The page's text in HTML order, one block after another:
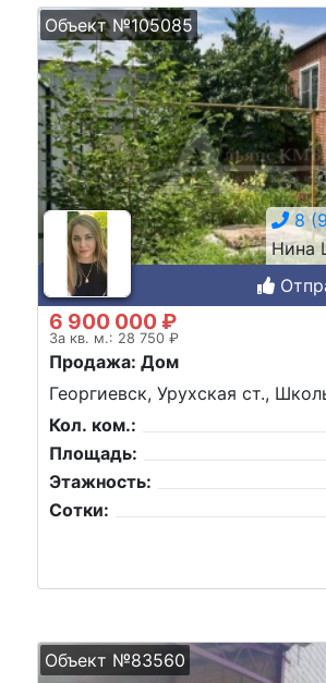
Объект №105085
8
Нина
6 900 000 ₽
За кв. м.: 28 750 ₽
Продажа: Дом
Георгиевск, Урухская ст.,
Кол. ком.:
Площадь:
Этажность:
Сотки:
Объект №83560